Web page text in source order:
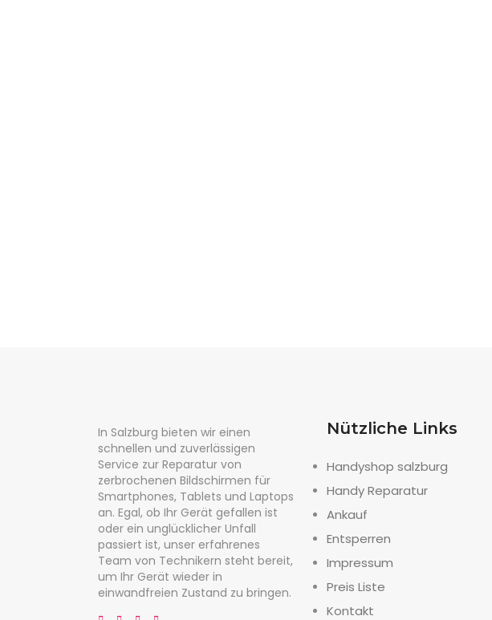
In Salzburg bieten wir einen
schnellen und zuverlässigen
Service zur Reparatur von
zerbrochenen Bildschirmen für
Smartphones, Tablets und Laptops
an. Egal, ob Ihr Gerät gefallen ist
oder ein unglücklicher Unfall
passiert ist, unser erfahrenes
Team von Technikern steht bereit,
um Ihr Gerät wieder in
einwandfreien Zustand zu bringen.
Nützliche Links
Handyshop salzburg
Handy Reparatur
Ankauf
Entsperren
Impressum
Preis Liste
Kontakt